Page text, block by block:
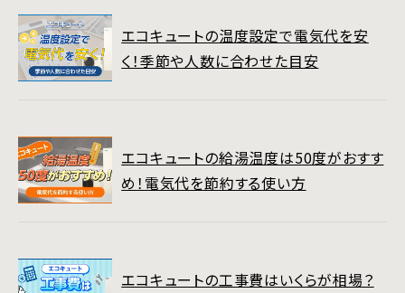
エコキュートの温度設定で電気代を安
く！季節や人数に合わせた目安
エコキュートの給湯温度は50度がおすす
め！電気代を節約する使い方
エコキュートの工事費はいくらが相場？